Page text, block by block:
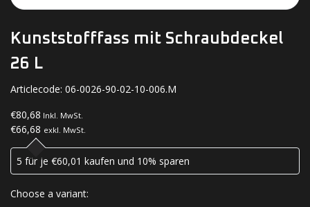
Kunststofffass mit Schraubdeckel
26 L
Articlecode: 06-0026-90-02-10-006.M
€80,68 Inkl. MwSt.
€66,68 exkl. MwSt.
5 für je €60,01 kaufen und 10% sparen
Choose a variant: